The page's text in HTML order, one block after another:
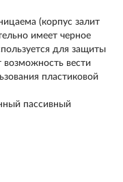
(корпус залит
имеет черное
для защиты
возможность вести
пластиковой
пассивный